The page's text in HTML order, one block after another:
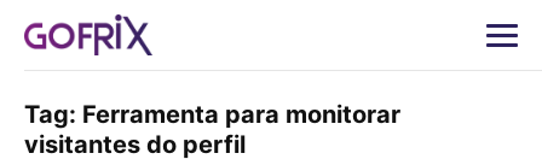
Tag: Ferramenta para monitorar
visitantes do perfil